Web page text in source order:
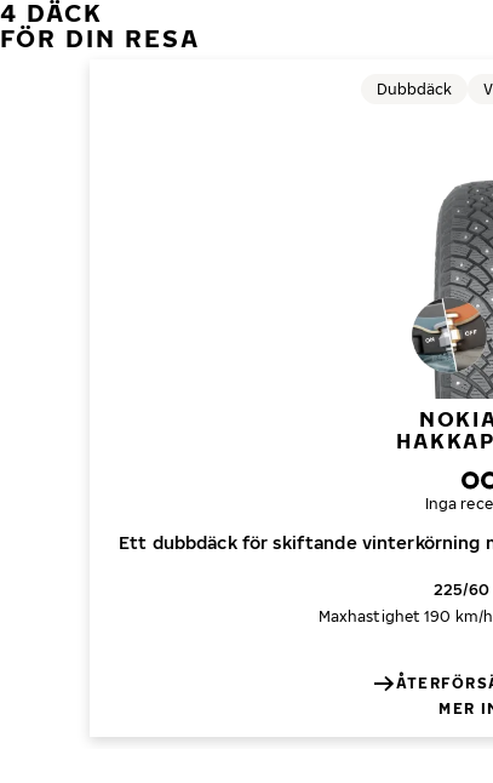
4 DÄCK
FÖR DIN RESA
Ett dubbdäck för skiftande vinterkörning
Dubbdäck
Inga
225/60
Maxhastighet 190 km/h
MER